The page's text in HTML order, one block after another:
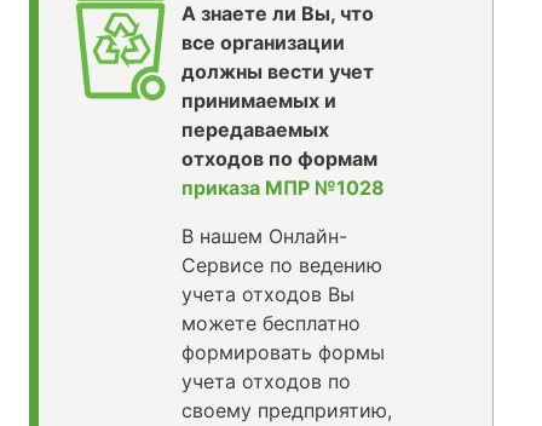
А знаете ли Вы, что
все организации
должны вести учет
принимаемых и
передаваемых
отходов по формам
приказа МПР №1028
В нашем Онлайн-
Сервисе по ведению
учета отходов Вы
можете бесплатно
формировать формы
учета отходов по
своему предприятию,